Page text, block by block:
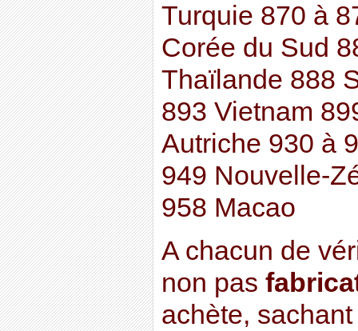
Turquie 870 à
Corée du Sud
Thaïlande 888
893 Vietnam
Autriche 930 à
949 Nouvelle-
958 Macao
A chacun de
non pas
achète,